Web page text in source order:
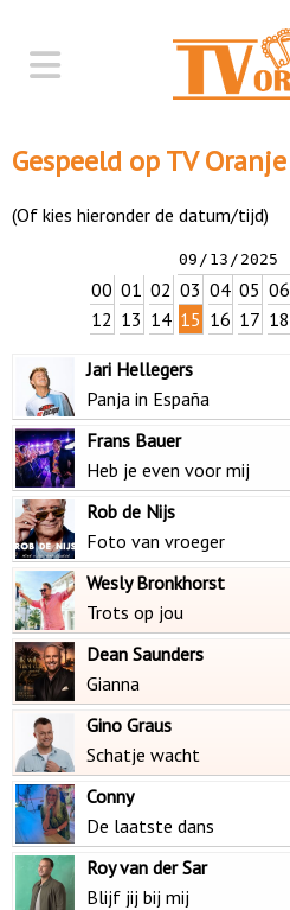
Gespeeld op TV Oranje
(Of kies hieronder de datum/tijd)
00 01 02 03 04 05 06
12 13 14 15 16 17 18
Jari Hellegers
Panja in España
Frans Bauer
Heb je even voor mij
Rob de Nijs
Foto van vroeger
Wesly Bronkhorst
Trots op jou
Dean Saunders
Gianna
Gino Graus
Schatje wacht
Conny
De laatste dans
Roy van der Sar
Blijf jij bij mij